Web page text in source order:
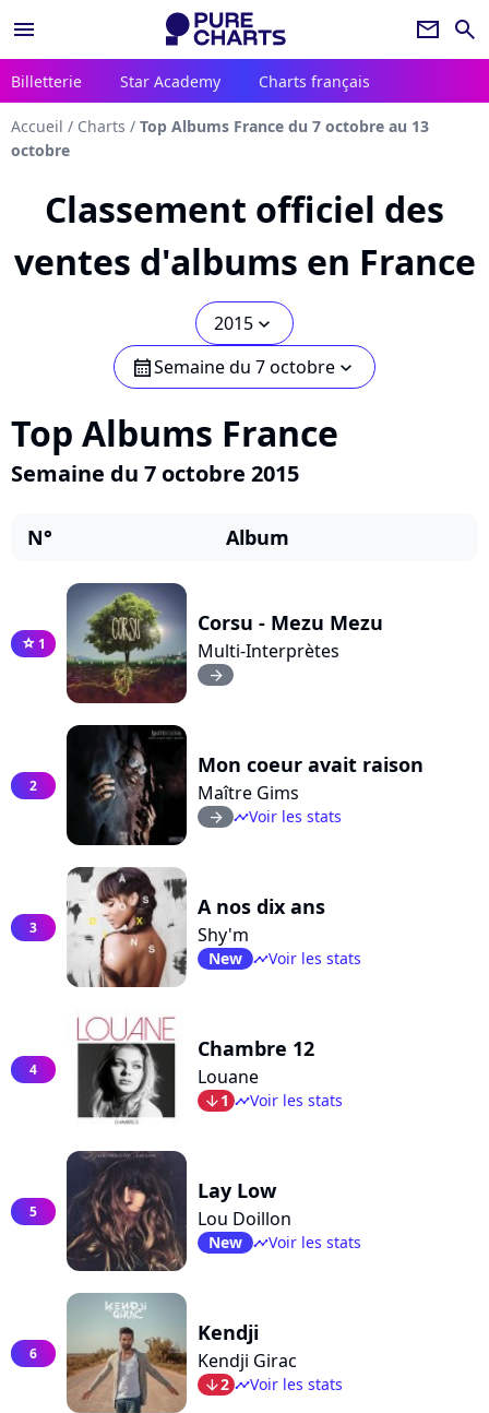
menu newsletter search
Billetterie Star Academy Charts français
Accueil / Charts / Top Albums France du 7 octobre au 13
octobre
Classement officiel des
ventes d'albums en France
2015 chevron_bot
calendarSemaine du 7 octobre chevron_bot
Top Albums France
Semaine du 7 octobre 2015
N° Album
star 1
Corsu - Mezu Mezu
Multi-Interprètes
arrow_right
2
Mon coeur avait raison
Maître Gims
arrow_right timelineVoir les stats
3
A nos dix ans
Shy'm
New timelineVoir les stats
4
Chambre 12
Louane
arrow_bot1 timelineVoir les stats
5
Lay Low
Lou Doillon
New timelineVoir les stats
6
Kendji
Kendji Girac
arrow_bot2 timelineVoir les stats